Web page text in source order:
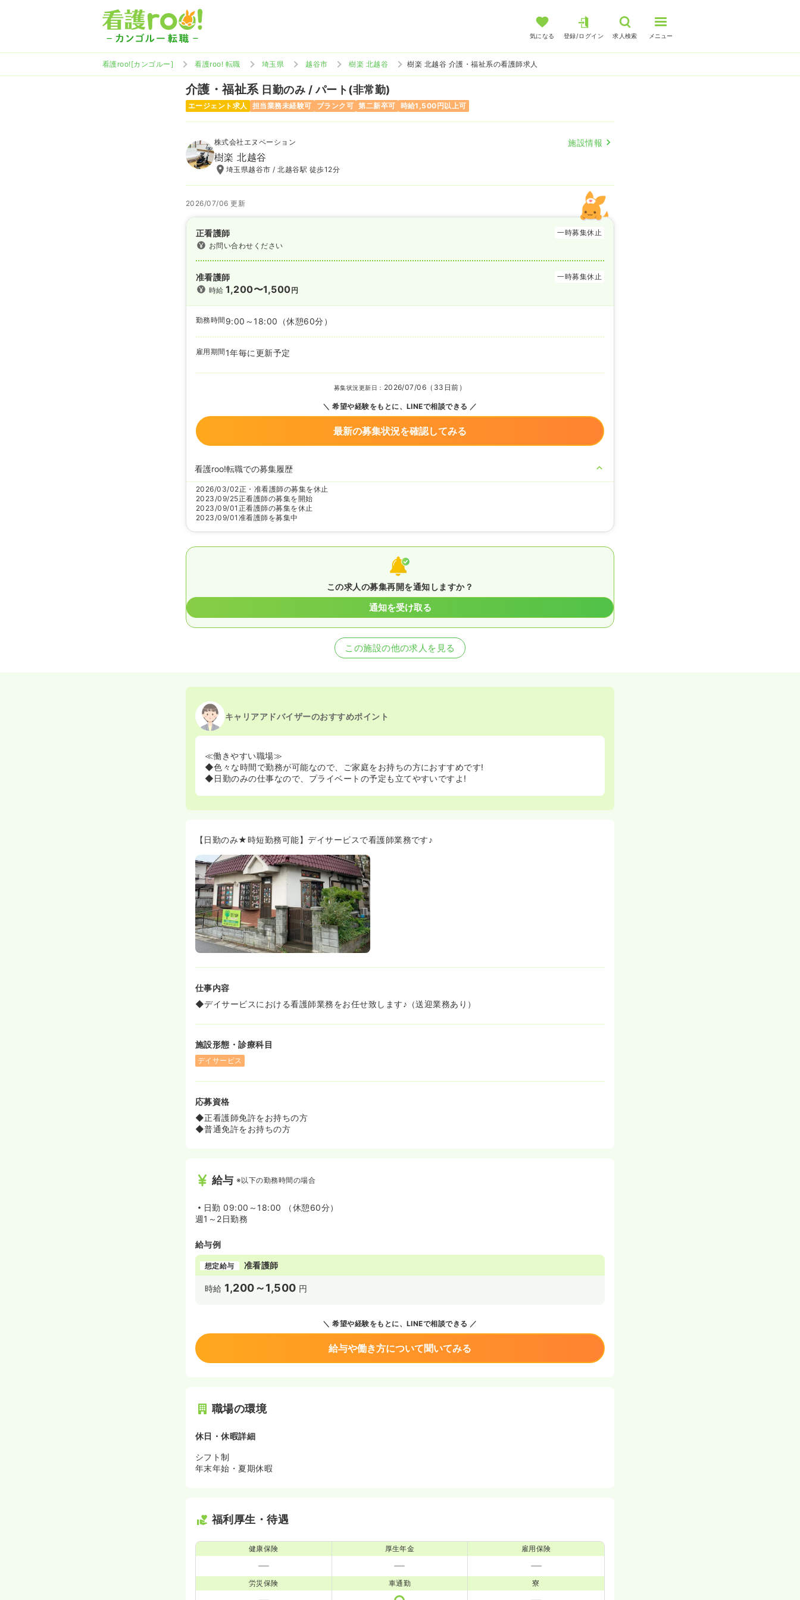
気になる 登録/ログイン 求人検索 メニュー
看護roo![カンゴルー] 看護roo! 転職 埼玉県 越谷市 樹楽 北越谷 樹楽 北越谷 介護・福祉系の看護師求人
介護・福祉系 日勤のみ / パート(非常勤)
エージェント求人 担当業務未経験可 ブランク可 第二新卒可 時給1,500円以上可
株式会社エヌベーション 施設情報
樹楽 北越谷
埼玉県越谷市 / 北越谷駅 徒歩12分
2026/07/06 更新
正看護師
一時募集休止
お問い合わせください
准看護師
一時募集休止
時給1,200〜1,500円
勤務時間 9:00～18:00 （休憩60分）
雇用期間 1年毎に更新予定
募集状況更新日： 2026/07/06（33日前）
希望や経験をもとに、LINEで相談できる
最新の募集状況を確認してみる
看護roo!転職での募集履歴
2026/03/02正・准看護師の募集を休止
2023/09/25正看護師の募集を開始
2023/09/01 正看護師の募集を休止
2023/09/01 准看護師を募集中
この求人の募集再開を通知しますか？
通知を受け取る
この施設の他の求人を見る
キャリアアドバイザーのおすすめポイント
≪働きやすい職場≫
◆色々な時間で勤務が可能なので、ご家庭をお持ちの方におすすめです!
◆日勤のみの仕事なので、プライベートの予定も立てやすいですよ!
【日勤のみ★時短勤務可能】デイサービスで看護師業務です♪
仕事内容
◆デイサービスにおける看護師業務をお任せ致します♪（送迎業務あり）
施設形態・診療科目
デイサービス
応募資格
◆正看護師免許をお持ちの方
◆普通免許をお持ちの方
給与 ※以下の勤務時間の場合
日勤 09:00～18:00 （休憩60分）
週1～2日勤務
給与例
想定給与 准看護師
時給 1,200～1,500 円
希望や経験をもとに、LINEで相談できる
給与や働き方について聞いてみる
職場の環境
休日・休暇詳細
シフト制
年末年始・夏期休暇
福利厚生・待遇
健康保険 厚生年金 雇用保険
労災保険 車通勤 寮